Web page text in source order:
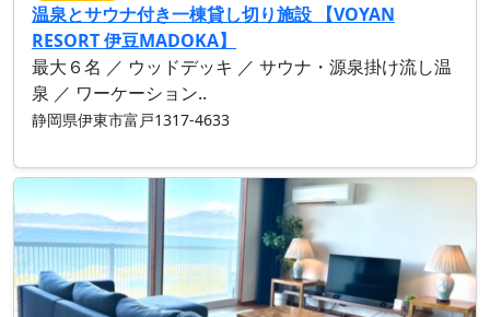
温泉とサウナ付き一棟貸し切り施設 【VOYAN
RESORT 伊豆MADOKA】
最大６名 ／ ウッドデッキ ／ サウナ・源泉掛け流し温
泉 ／ ワーケーション..
静岡県伊東市富戸1317-4633